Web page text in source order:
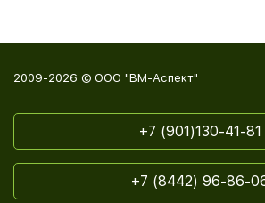
2009-2026 © ООО "ВМ-Аспект"
+7 (901)130-41-81
+7 (8442) 96-86-